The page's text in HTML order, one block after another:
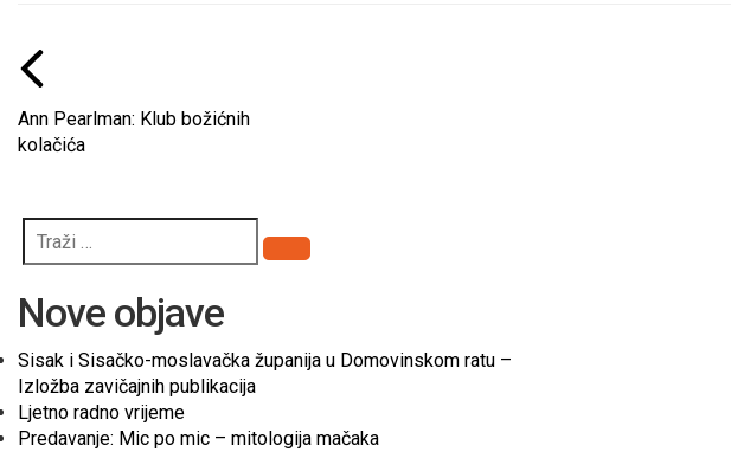
Ann Pearlman: Klub božićnih
kolačića
Pretraži
Nove objave
Sisak i Sisačko-moslavačka županija u Domovinskom ratu –
Izložba zavičajnih publikacija
Ljetno radno vrijeme
Predavanje: Mic po mic – mitologija mačaka